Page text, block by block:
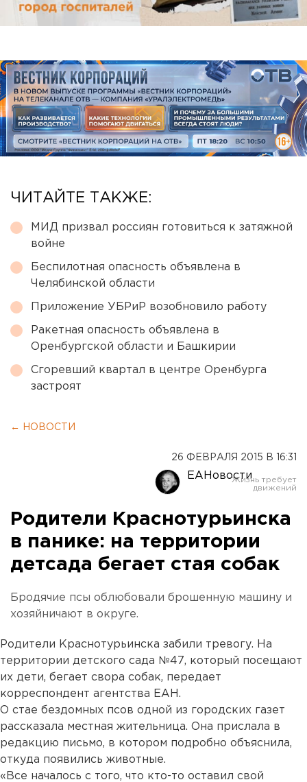
ЧИТАЙТЕ ТАКЖЕ:
МИД призвал россиян готовиться к затяжной
войне
Беспилотная опасность объявлена в
Челябинской области
Приложение УБРиР возобновило работу
Ракетная опасность объявлена в
Оренбургской области и Башкирии
Сгоревший квартал в центре Оренбурга
застроят
← НОВОСТИ
26 ФЕВРАЛЯ 2015 В 16:31
ЕАНовости
Родители Краснотурьинска
в панике: на территории
детсада бегает стая собак
Бродячие псы облюбовали брошенную машину и
хозяйничают в округе.
Родители Краснотурьинска забили тревогу. На
территории детского сада №47, который посещают
их дети, бегает свора собак, передает
корреспондент агентства ЕАН.
О стае бездомных псов одной из городских газет
рассказала местная жительница. Она прислала в
редакцию письмо, в котором подробно объяснила,
откуда появились животные.
«Все началось с того, что кто-то оставил свой